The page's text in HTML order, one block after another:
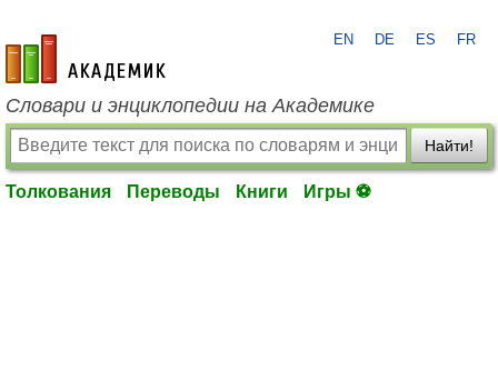
academic.ru
EN DE ES FR
Словари и энциклопедии на Академике
Найти!
Толкования Переводы Книги Игры ⚽